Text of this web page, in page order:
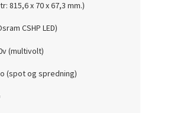
815,6 x 70 x 67,3 mm.)
CSHP LED)
(multivolt)
(spot og spredning)